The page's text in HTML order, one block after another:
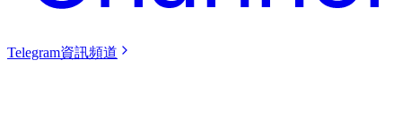
Telegram資訊頻道